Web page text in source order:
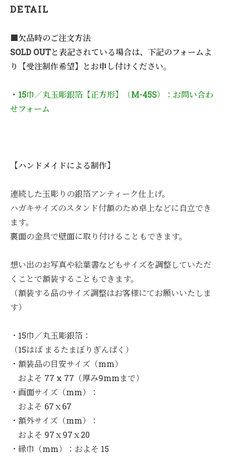
DETAIL
■欠品時のご注文方法
SOLD OUTと表記されている場合は、下記のフォームよ
り【受注制作希望】とお申し付けください。
・ 15巾／丸玉彫銀箔【正方形】（M-45S）：お問い合わ
せフォーム
【ハンドメイドによる制作】
連続した玉彫りの銀箔アンティーク仕上げ。
ハガキサイズのスタンド付額のため卓上などに自立でき
ます。
裏面の金具で壁面に取り付けることもできます。
想い出のお写真や絵葉書などもサイズを調整していただ
くことで額装することもできます。
（額装する品のサイズ調整はお客様にてお願いいたしま
す）
・15巾／丸玉彫銀箔：
（15はば まるたまぼりぎんぱく）
・額装品の目安サイズ（mm）
およそ 77 x 77（厚み9mmまで）
・画面サイズ（mm）：
およそ 67ｘ67
・額外サイズ（mm）：
およそ 97ｘ97ｘ20
・縁巾（mm）：およそ 15